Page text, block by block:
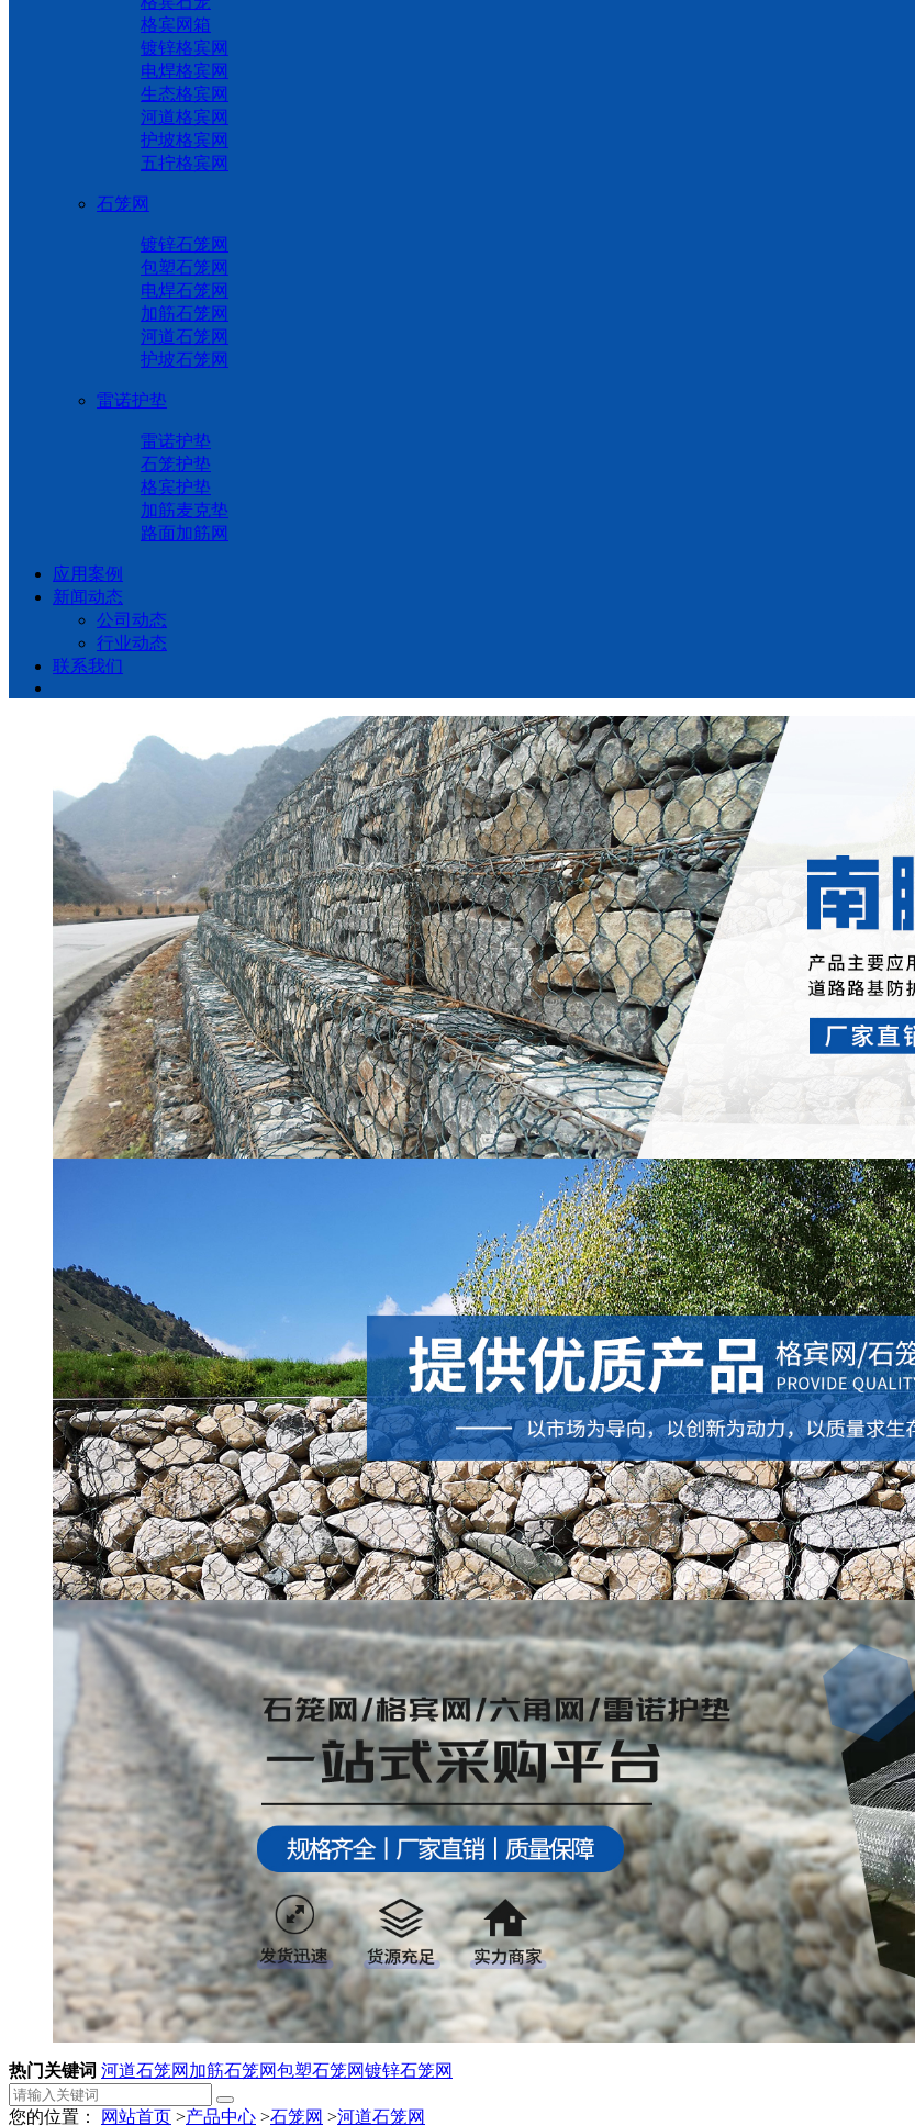
格宾网箱
镀锌格宾网
电焊格宾网
生态格宾网
河道格宾网
护坡格宾网
五拧格宾网
石笼网
镀锌石笼网
包塑石笼网
电焊石笼网
加筋石笼网
河道石笼网
护坡石笼网
雷诺护垫
雷诺护垫
石笼护垫
格宾护垫
加筋麦克垫
路面加筋网
应用案例
新闻动态
公司动态
行业动态
联系我们
热门关键词 河道石笼网 加筋石笼网包塑石笼网镀锌石笼网
您的位置： 网站首页 >产品中心 >石笼网 >河道石笼网